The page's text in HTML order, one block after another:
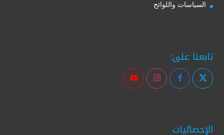
السياسات واللوائح
تابعنا على:
الإحصائيات